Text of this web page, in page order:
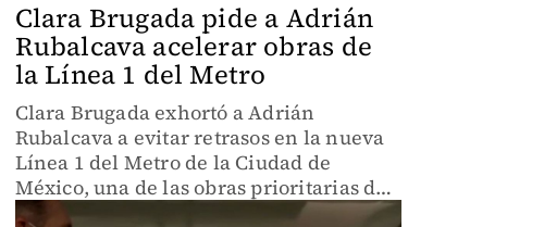
Clara Brugada pide a Adrián
Rubalcava acelerar obras de
la Línea 1 del Metro
Clara Brugada exhortó a Adrián
Rubalcava a evitar retrasos en la nueva
Línea 1 del Metro de la Ciudad de
México, una de las obras prioritarias de
movilidad en la capital.